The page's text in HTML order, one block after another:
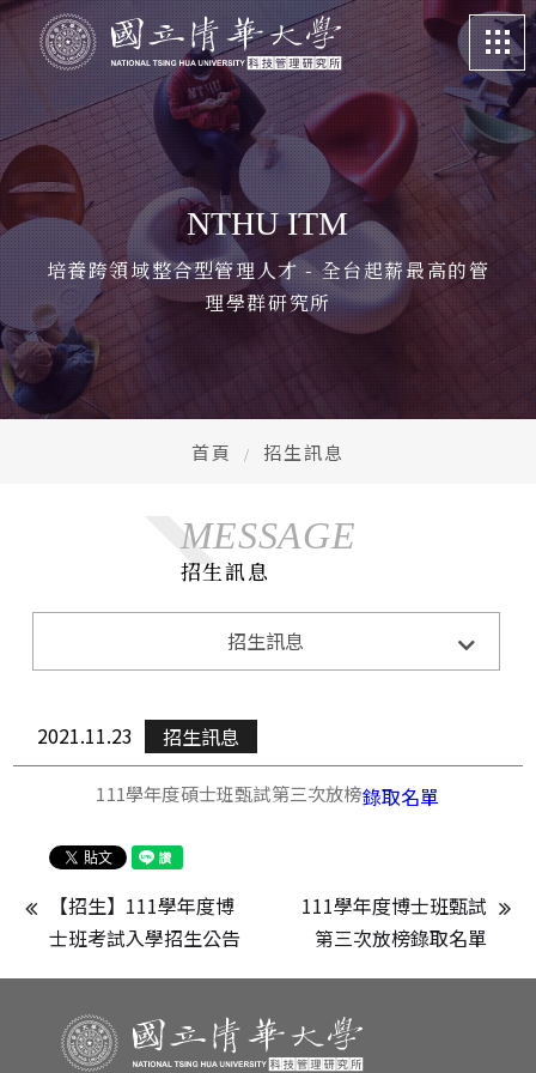
關於我們 About
課程特色 Program
招生訊息 Admission
系所成員 Faculty
學生專區 Student life
NTHU ITM
培養跨領域整合型管理人才 - 全台起薪最高的管
理學群研究所
首頁 招生訊息
MESSAGE
招生訊息
招生訊息
Announcements
演講與活動Lecture&Activity
榮譽獲獎Honor
CE0下午茶
2021.11.23 招生訊息
111學年度碩士班甄試第三次放榜錄取名單
【招生】111學年度博
士班考試入學招生公告
111學年度博士班甄試
第三次放榜錄取名單